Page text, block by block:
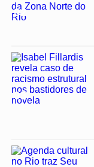
02
03